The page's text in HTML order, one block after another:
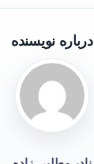
درباره نویسنده